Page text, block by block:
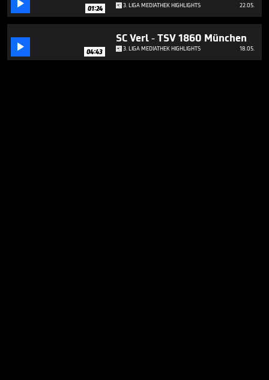
 01:24 3. LIGA MEDIATHEK HIGHLIGHTS 22.05.
 04:43
SC Verl - TSV 1860 München
3. LIGA MEDIATHEK HIGHLIGHTS 18.05.